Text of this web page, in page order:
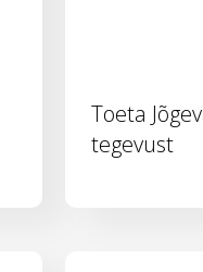
Toeta
tegevust